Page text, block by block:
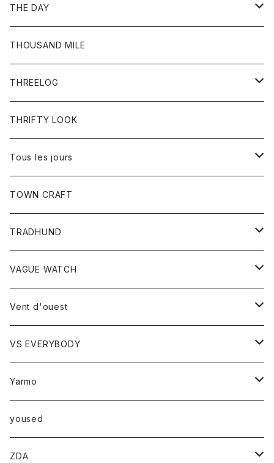
ワンピース
コート
Ｇジャン
ボトム
ジーンズ
ボトム
ショートパンツ
THE DAY
トップス
Tシャツ
THOUSAND MILE
THREELOG
トップス
Tシャツ
THRIFTY LOOK
Tous les jours
トップス
レディース
カットソー
TOWN CRAFT
TRADHUND
セーター
ベスト
VAGUE WATCH
時計
Vent d'ouest
ボトム
スカート
トップス
ベスト
VS EVERYBODY
トップス
Ｔシャツ
Yarmo
アウター
コート
小物
yoused
ZDA